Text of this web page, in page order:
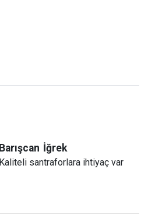
Barışcan İğrek
Kaliteli santraforlara ihtiyaç var